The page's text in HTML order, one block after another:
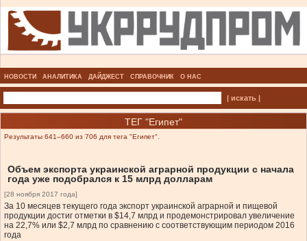
НОВОСТИ АНАЛИТИКА ДАЙДЖЕСТ СПРАВОЧНИК О НАС
| искать |
ТЕГ "Египет"
Результаты 641–660 из 706 для тега "Египет".
Объем экспорта украинской аграрной продукции с начала
года уже подобрался к 15 млрд долларам
[28 ноября 2017 года]
За 10 месяцев текущего года экспорт украинской аграрной и пищевой
продукции достиг отметки в $14,7 млрд и продемонстрировал увеличение
на 22,7% или $2,7 млрд по сравнению с соответствующим периодом 2016
года